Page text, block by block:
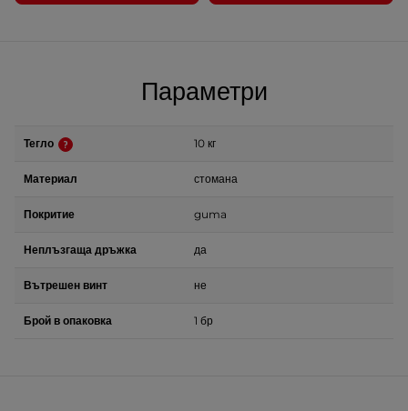
Параметри
Тегло 10 кг
Материал стомана
Покритие guma
Неплъзгаща дръжка да
Вътрешен винт не
Брой в опаковка 1 бр